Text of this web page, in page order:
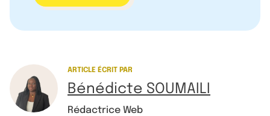
ARTICLE ÉCRIT PAR
Bénédicte SOUMAILI
Rédactrice Web